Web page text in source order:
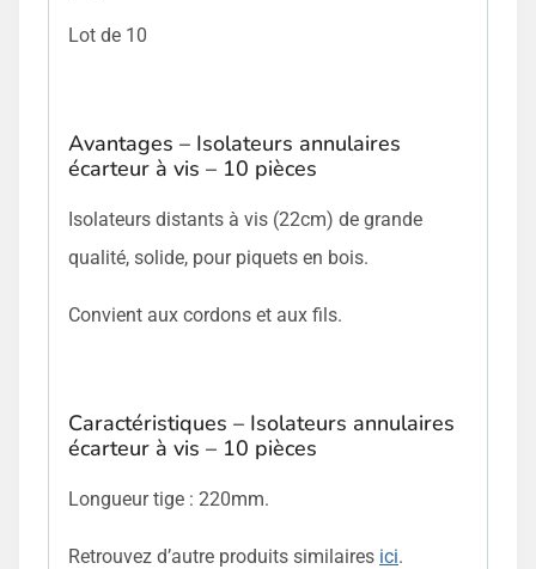
Lot de 10
Avantages – Isolateurs annulaires
écarteur à vis – 10 pièces
Isolateurs distants à vis (22cm) de grande
qualité, solide, pour piquets en bois.
Convient aux cordons et aux fils.
Caractéristiques – Isolateurs annulaires
écarteur à vis – 10 pièces
Longueur tige : 220mm.
Retrouvez d’autre produits similaires ici.